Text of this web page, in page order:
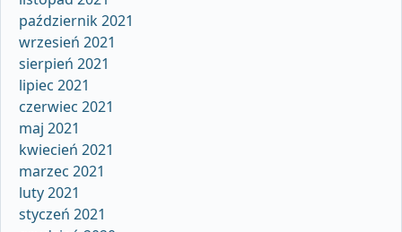
październik 2021
wrzesień 2021
sierpień 2021
lipiec 2021
czerwiec 2021
maj 2021
kwiecień 2021
marzec 2021
luty 2021
styczeń 2021